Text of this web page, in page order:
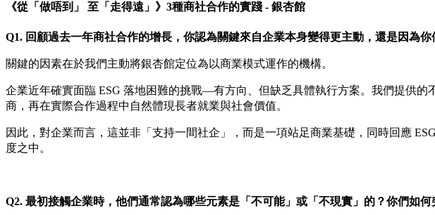
《從「做唔到」 至「走得遠」》3種商社合作的實踐 - 銀杏館
Q1. 回顧過去一年商社合作的增長，你認為關鍵來自企業本身變得更主動，還是因為你
關鍵的因素在於我們主動將銀杏館定位為以商業模式運作的機構。
企業近年確實面臨 ESG 落地困難的挑戰—有方向、但缺乏具體執行方案。我們提供
商，再在實際合作過程中自然體現長者就業與社會價值。
因此，對企業而言，這並非「支持一間社企」，而是一項站足商業基礎，同時回應
度之中。
Q2. 最初接觸企業時，他們通常認為哪些元素是「不可能」或「不現實」的？你們如何